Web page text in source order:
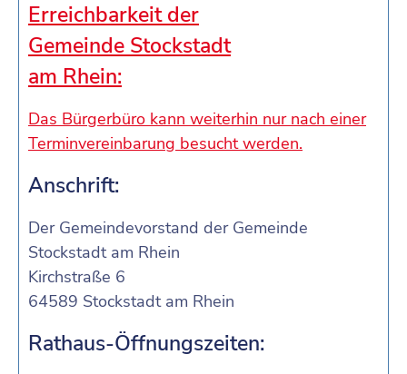
Erreichbarkeit der
Gemeinde Stockstadt
am Rhein:
Das Bürgerbüro kann weiterhin nur nach einer
Terminvereinbarung besucht werden.
Anschrift:
Der Gemeindevorstand der Gemeinde
Stockstadt am Rhein
Kirchstraße 6
64589 Stockstadt am Rhein
Rathaus-Öffnungszeiten: